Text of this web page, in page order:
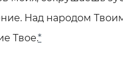
Над народом
Твое.*